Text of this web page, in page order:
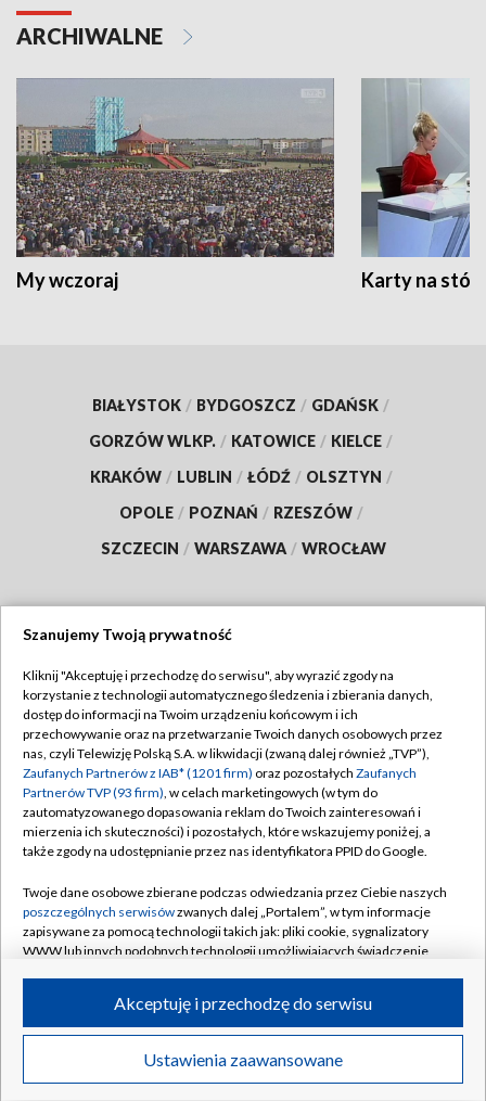
ARCHIWALNE
My wczoraj Karty na
BIAŁYSTOK / BYDGOSZCZ / GDAŃSK /
GORZÓW WLKP. / KATOWICE / KIELCE /
KRAKÓW / LUBLIN / ŁÓDŹ / OLSZTYN /
OPOLE / POZNAŃ / RZESZÓW /
SZCZECIN / WARSZAWA / WROCŁAW
TVP
Abonament TVP
Emisja w TVP
Centrum informacji TVP
Naziemna Telewizja Cyfrowa
Rada Programowa
System NOS
Informacje o nadawcy
Program dla prasy
Ogłoszenie przetargowe
Regulamin TVP
Polityka prywatności
Moje zgody
Pomoc
Kontakt
Kanały
©2026 Telewizja Polska S.A. w likwidacji
Szanujemy Twoją prywatność
Kliknij "Akceptuję i przechodzę do serwisu", aby wyrazić zgody na
korzystanie z technologii automatycznego śledzenia i zbierania danych,
dostęp do informacji na Twoim urządzeniu końcowym i ich
przechowywanie oraz na przetwarzanie Twoich danych osobowych przez
nas, czyli Telewizję Polską S.A. w likwidacji (zwaną dalej również „TVP”),
Zaufanych Partnerów z IAB* (1201 firm) oraz pozostałych Zaufanych
Partnerów TVP (93 firm), w celach marketingowych (w tym do
zautomatyzowanego dopasowania reklam do Twoich zainteresowań i
mierzenia ich skuteczności) i pozostałych, które wskazujemy poniżej, a
także zgody na udostępnianie przez nas identyfikatora PPID do Google.
Twoje dane osobowe zbierane podczas odwiedzania przez Ciebie naszych
poszczególnych serwisówzwanych dalej „Portalem”, w tym informacje
zapisywane za pomocą technologii takich jak: pliki cookie, sygnalizatory
WWW lub innych podobnych technologii umożliwiających świadczenie
ruchu w Internecie.
Twoje dane osobowe zbierane podczas odwiedzania przez Ciebie
poszczególnych serwisówna Portalu, takie jak adresy IP, identyfikatory
Ustawienia zaawansowane
Akceptuję i przechodzę do serwisu